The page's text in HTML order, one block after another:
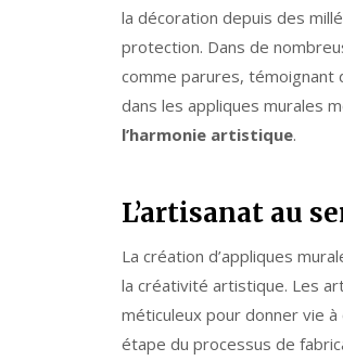
la décoration depuis des
protection. Dans de
comme parures, témoignant
dans les appliques murales
l’harmonie artistique.
L’artisanat au
La création d’appliques
la créativité artistique. Les
méticuleux pour donner vie
étape du processus de